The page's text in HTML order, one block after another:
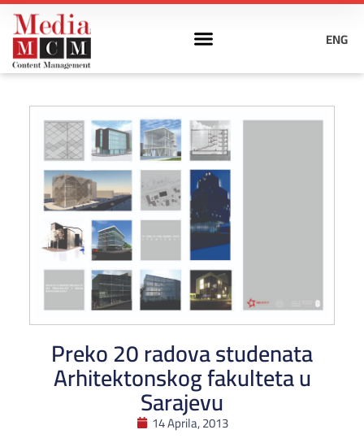
ENG
Preko 20 radova studenata
Arhitektonskog fakulteta u
Sarajevu
14 Aprila, 2013